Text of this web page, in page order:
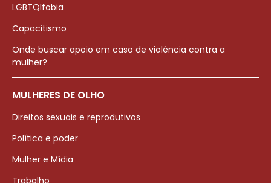
LGBTQIfobia
Capacitismo
Onde buscar apoio em caso de violência contra a
mulher?
MULHERES DE OLHO
Direitos sexuais e reprodutivos
Política e poder
Mulher e Mídia